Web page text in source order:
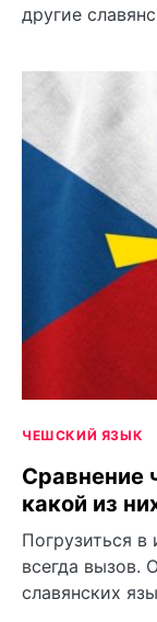
другие
ЧЕШСКИЙ ЯЗЫК
Сравнение
какой из
Погрузиться
всегда вызов.
славянских